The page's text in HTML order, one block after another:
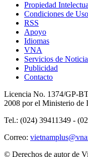
Propiedad
Condiciones de Uso
RSS
Apoyo
Idiomas
VNA
Servicios de
Publicidad
Contacto
Licencia No. 1374/GP-
2008 por el Ministerio de
Tel.: (024) 39411349 -
Correo:
© Derechos de autor de